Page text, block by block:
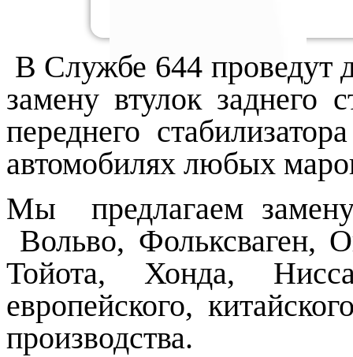
В Службе 644 проведут
замену втулок заднего
переднего
автомобилях любых
Мы предлагаем замену
Вольво, Фольксваген,
Тойота, Хонда,
европейского,
производства.